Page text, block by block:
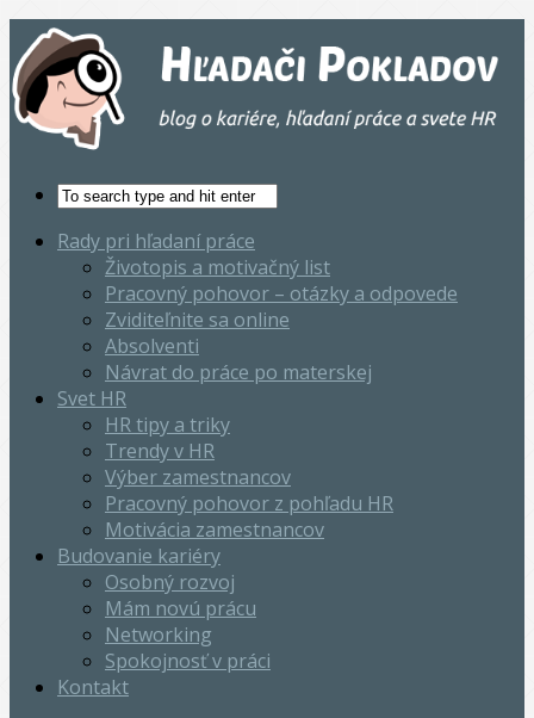
Rady pri hľadaní práce
Životopis a motivačný list
Pracovný pohovor – otázky a odpovede
Zviditeľnite sa online
Absolventi
Návrat do práce po materskej
Svet HR
HR tipy a triky
Trendy v HR
Výber zamestnancov
Pracovný pohovor z pohľadu HR
Motivácia zamestnancov
Budovanie kariéry
Osobný rozvoj
Mám novú prácu
Networking
Spokojnosť v práci
Kontakt